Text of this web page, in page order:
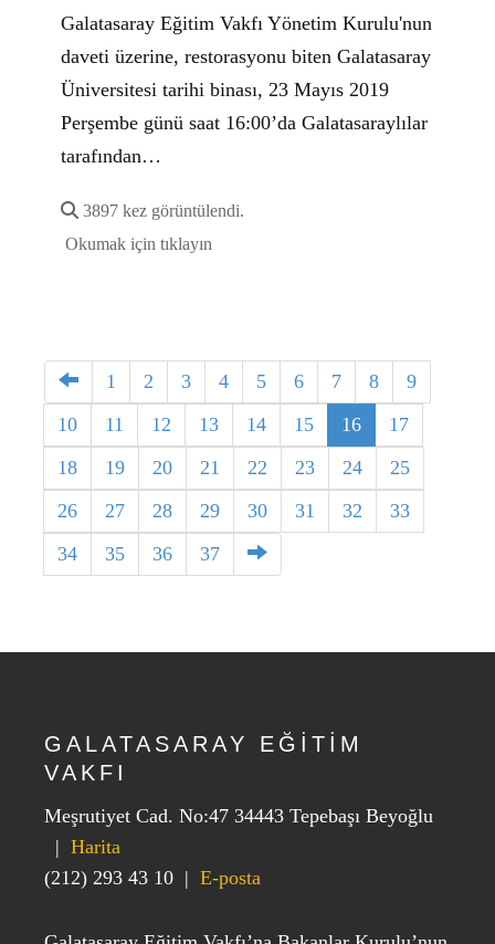
Galatasaray Eğitim Vakfı Yönetim Kurulu'nun
daveti üzerine, restorasyonu biten Galatasaray
Üniversitesi tarihi binası, 23 Mayıs 2019
Perşembe günü saat 16:00’da Galatasaraylılar
tarafından…
3897 kez görüntülendi.
Okumak için tıklayın
1 2 3 4 5 6 7 8
9
10
11 12 13 14 15 16
17
18
19 20 21 22 23 24
25
26
27 28 29 30 31 32
33
34
35 36 37
GALATASARAY EĞİTİM
VAKFI
Meşrutiyet Cad. No:47 34443 Tepebaşı Beyoğlu
| Harita
(212) 293 43 10 | E-posta